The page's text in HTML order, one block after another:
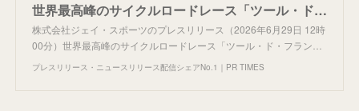
世界最高峰のサイクルロードレース「ツール・ド・フランス2026」 7月4日(土)開幕！ 全21ステージLIVE放送＆配信
株式会社ジェイ・スポーツのプレスリリース（2026年6月29日 12時
00分）世界最高峰のサイクルロードレース「ツール・ド・フラン…
プレスリリース・ニュースリリース配信シェアNo.1｜PR TIMES